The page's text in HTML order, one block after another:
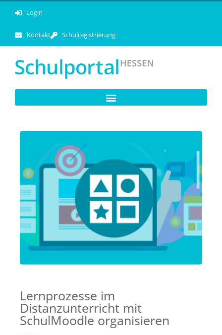
Login
Kontakt Schulregistrierung
Lernprozesse im
Distanzunterricht mit
SchulMoodle organisieren